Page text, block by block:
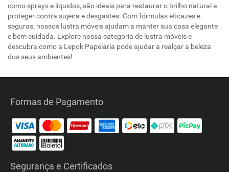
como sprays e líquidos, são ideais para restaurar o brilho natural e
proteger contra sujeira e desgastes. Com fórmulas eficazes e
seguras, nossos lustra móveis ajudam a manter sua casa elegante
e bem cuidada. Explore nossa categoria de lustra móveis e
descubra como a Lepok Papelaria pode ajudar a realçar a beleza
dos seus ambientes!
Formas de Pagamento
Segurança e Certificados